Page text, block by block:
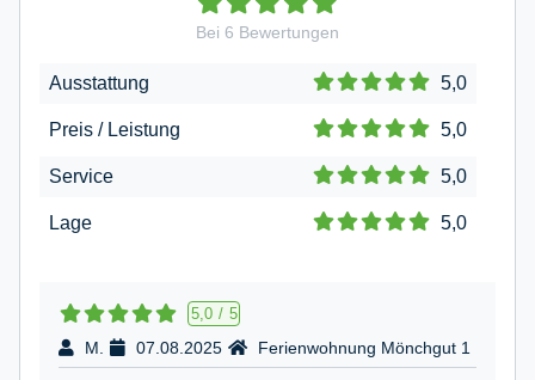
Bei 6 Bewertungen
Ausstattung 5,0
Preis / Leistung 5,0
Service 5,0
Lage 5,0
5,0 / 5
M. 07.08.2025 Ferienwohnung Mönchgut 1